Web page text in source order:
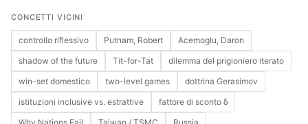
CONCETTI VICINI
controllo riflessivo Putnam, Robert
Acemoglu, Daron
shadow of the future
Tit-for-Tat
dilemma del prigioniero iterato
win-set domestico
two-level games
dottrina Gerasimov
istituzioni inclusive vs. estrattive
fattore di sconto δ